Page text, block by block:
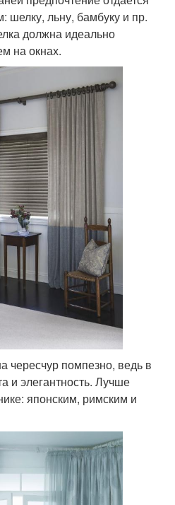
шелку, льну, бамбуку и пр.
должна идеально
на окнах.
чересчур помпезно, ведь в
и элегантность. Лучше
японским, римским и